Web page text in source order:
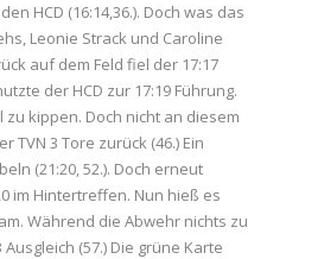
HCD (16:14,36.). Doch was das
Leonie Strack und Caroline
auf dem Feld fiel der 17:17
der HCD zur 17:19 Führung.
kippen. Doch nicht an diesem
TVN 3 Tore zurück (46.) Ein
(21:20, 52.). Doch erneut
im Hintertreffen. Nun hieß es
Während die Abwehr nichts zu
(57.) Die grüne Karte